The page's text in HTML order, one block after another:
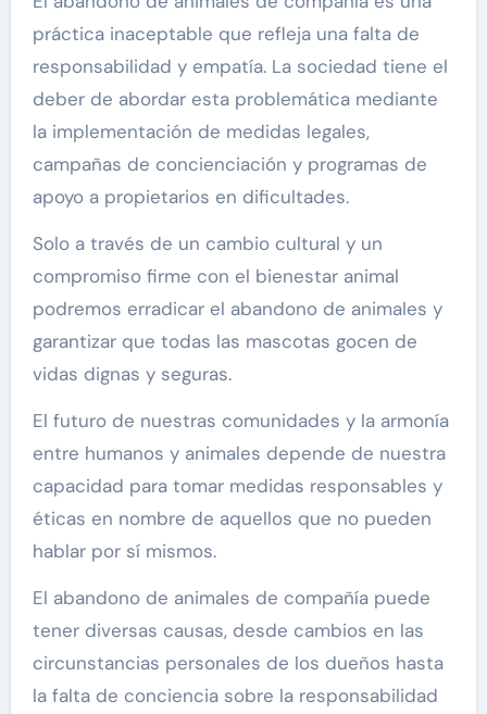
práctica inaceptable que refleja una falta de
responsabilidad y empatía. La sociedad tiene el
deber de abordar esta problemática mediante
la implementación de medidas legales,
campañas de concienciación y programas de
apoyo a propietarios en dificultades.
Solo a través de un cambio cultural y un
compromiso firme con el bienestar animal
podremos erradicar el abandono de animales y
garantizar que todas las mascotas gocen de
vidas dignas y seguras.
El futuro de nuestras comunidades y la armonía
entre humanos y animales depende de nuestra
capacidad para tomar medidas responsables y
éticas en nombre de aquellos que no pueden
hablar por sí mismos.
El abandono de animales de compañía puede
tener diversas causas, desde cambios en las
circunstancias personales de los dueños hasta
la falta de conciencia sobre la responsabilidad